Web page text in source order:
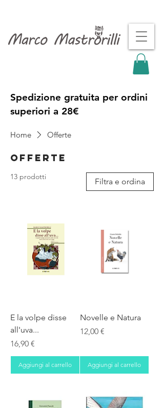
Spedizione gratuita per ordini
superiori a 28€
Home Offerte
Offerte
13 prodotti Filtra e ordina
E la volpe disse
all'uva...
Prezzo
16,90 €
Aggiungi al carrello
Novelle e Natura
Prezzo
12,00 €
Aggiungi al carrello